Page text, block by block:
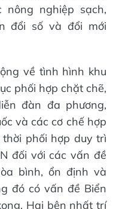
nghiệp sạch,
đổi số và đổi mới
về tình hình khu
phối hợp chặt chẽ,
đàn đa phương,
và các cơ chế hợp
phối hợp duy trì
đối với các vấn đề
bình, ổn định và
đó có vấn đề Biển
Hai bên nhất trí